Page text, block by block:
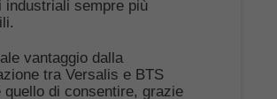
industriali sempre più
vantaggio dalla
tra Versalis e BTS
quello di consentire, grazie